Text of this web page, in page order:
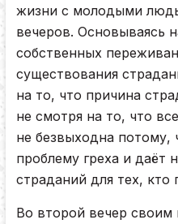
жизни с молодыми
вечеров. Основываясь
собственных
существования
на то, что причина
не смотря на то, что
не безвыходна потому,
проблему греха и даёт
страданий для тех, кто
Во второй вечер своим